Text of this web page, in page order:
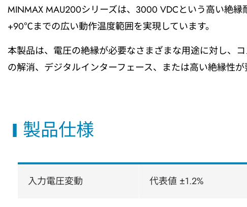
MINMAX MAU200シリーズは、3000 VDCという高い絶
+90℃までの広い動作温度範囲を実現しています。
本製品は、電圧の絶縁が必要なさまざまな用途に対し、
の解消、デジタルインターフェース、または高い絶縁性
製品仕様
入力電圧変動 代表値 ±1.2%